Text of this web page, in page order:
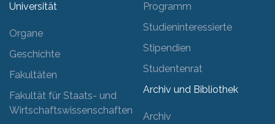
Universität
Organe
Geschichte
Fakultäten
Fakultät für Staats- und
Wirtschaftswissenschaften
Programm
Studieninteressierte
Stipendien
Studentenrat
Archiv und Bibliothek
Archiv